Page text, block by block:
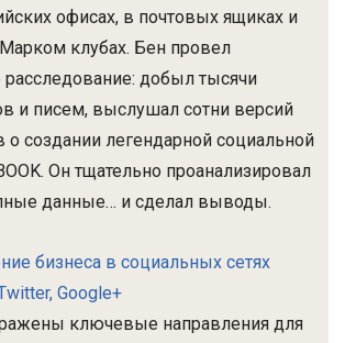
офисах, в почтовых ящиках и
клубах. Бен провел
расследование: добыл тысячи
и писем, выслушал сотни версий
о создании легендарной социальной
Он тщательно проанализировал
данные… и сделал выводы.
бизнеса в социальных сетях
Google+
ключевые направления для